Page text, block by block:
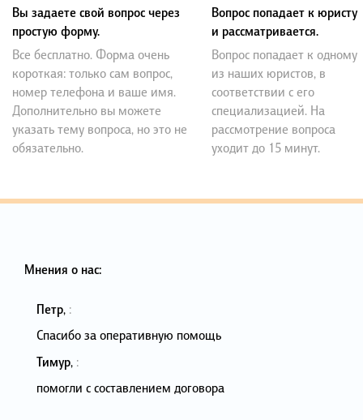
Вы задаете свой вопрос через
простую форму.
Все бесплатно. Форма очень
короткая: только сам вопрос,
номер телефона и ваше имя.
Дополнительно вы можете
указать тему вопроса, но это не
обязательно.
Вопрос попадает к юристу
и рассматривается.
Вопрос попадает к одному
из наших юристов, в
соответствии с его
специализацией. На
рассмотрение вопроса
уходит до 15 минут.
Мнения о нас:
Петр, :
Спасибо за оперативную помощь
Тимур, :
помогли с составлением договора